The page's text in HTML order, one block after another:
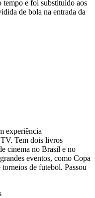
tempo e foi substituído aos
de bola na entrada da
experiência
Tem dois livros
cinema no Brasil e no
eventos, como Copa
de futebol. Passou